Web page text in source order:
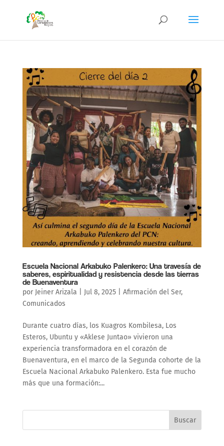
Escuela Nacional Arkabuko Palenkero: Una travesía de
saberes, espiritualidad y resistencia desde las tierras
de Buenaventura
por Jeiner Arizala Jul 8, 2025| Afirmación del Ser,
Comunicados
Durante cuatro días, los Kuagros Kombilesa, Los
Esteros, Ubuntu y «Aklese Juntao» vivieron una
experiencia transformadora en el corazón de
Buenaventura, en el marco de la Segunda cohorte de la
Escuela Nacional Arkabuko Palenkero. Esta fue mucho
más que una formación:...
Buscar